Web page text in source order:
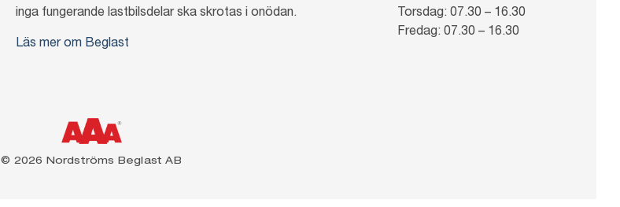
inga fungerande lastbilsdelar ska skrotas i onödan.
Läs mer om Beglast
Torsdag: 07.30 – 16.30
Fredag: 07.30 – 16.30
© 2026 Nordströms Beglast AB